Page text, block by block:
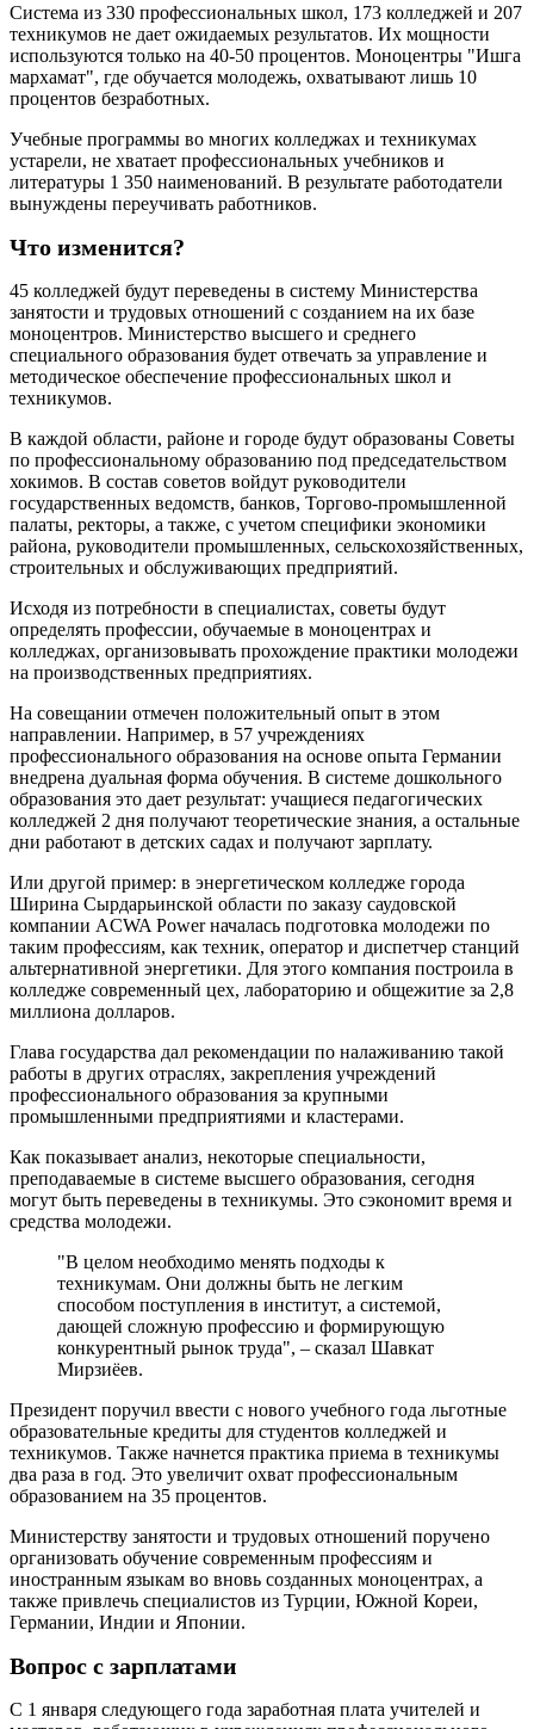
Система из 330 профессиональных школ, 173 колледжей и 207
техникумов не дает ожидаемых результатов. Их мощности
используются только на 40-50 процентов. Моноцентры "Ишга
мархамат", где обучается молодежь, охватывают лишь 10
процентов безработных.
Учебные программы во многих колледжах и техникумах
устарели, не хватает профессиональных учебников и
литературы 1 350 наименований. В результате работодатели
вынуждены переучивать работников.
Что изменится?
45 колледжей будут переведены в систему Министерства
занятости и трудовых отношений с созданием на их базе
моноцентров. Министерство высшего и среднего
специального образования будет отвечать за управление и
методическое обеспечение профессиональных школ и
техникумов.
В каждой области, районе и городе будут образованы Советы
по профессиональному образованию под председательством
хокимов. В состав советов войдут руководители
государственных ведомств, банков, Торгово-промышленной
палаты, ректоры, а также, с учетом специфики экономики
района, руководители промышленных, сельскохозяйственных,
строительных и обслуживающих предприятий.
Исходя из потребности в специалистах, советы будут
определять профессии, обучаемые в моноцентрах и
колледжах, организовывать прохождение практики молодежи
на производственных предприятиях.
На совещании отмечен положительный опыт в этом
направлении. Например, в 57 учреждениях
профессионального образования на основе опыта Германии
внедрена дуальная форма обучения. В системе дошкольного
образования это дает результат: учащиеся педагогических
колледжей 2 дня получают теоретические знания, а остальные
дни работают в детских садах и получают зарплату.
Или другой пример: в энергетическом колледже города
Ширина Сырдарьинской области по заказу саудовской
компании ACWA Power началась подготовка молодежи по
таким профессиям, как техник, оператор и диспетчер станций
альтернативной энергетики. Для этого компания построила в
колледже современный цех, лабораторию и общежитие за 2,8
миллиона долларов.
Глава государства дал рекомендации по налаживанию такой
работы в других отраслях, закрепления учреждений
профессионального образования за крупными
промышленными предприятиями и кластерами.
Как показывает анализ, некоторые специальности,
преподаваемые в системе высшего образования, сегодня
могут быть переведены в техникумы. Это сэкономит время и
средства молодежи.
"В целом необходимо менять подходы к
техникумам. Они должны быть не легким
способом поступления в институт, а системой,
дающей сложную профессию и формирующую
конкурентный рынок труда", – сказал Шавкат
Мирзиёев.
Президент поручил ввести с нового учебного года льготные
образовательные кредиты для студентов колледжей и
техникумов. Также начнется практика приема в техникумы
два раза в год. Это увеличит охват профессиональным
образованием на 35 процентов.
Министерству занятости и трудовых отношений поручено
организовать обучение современным профессиям и
иностранным языкам во вновь созданных моноцентрах, а
также привлечь специалистов из Турции, Южной Кореи,
Германии, Индии и Японии.
Вопрос с зарплатами
С 1 января следующего года заработная плата учителей и